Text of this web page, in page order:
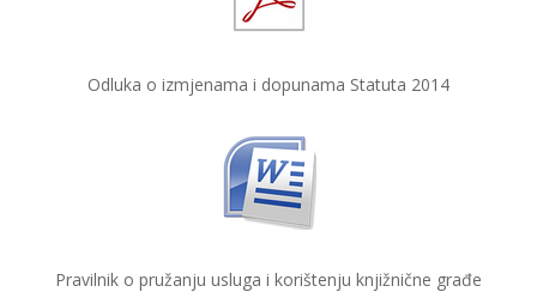
Odluka o izmjenama i dopunama Statuta 2014
Pravilnik o pružanju usluga i korištenju knjižnične građe